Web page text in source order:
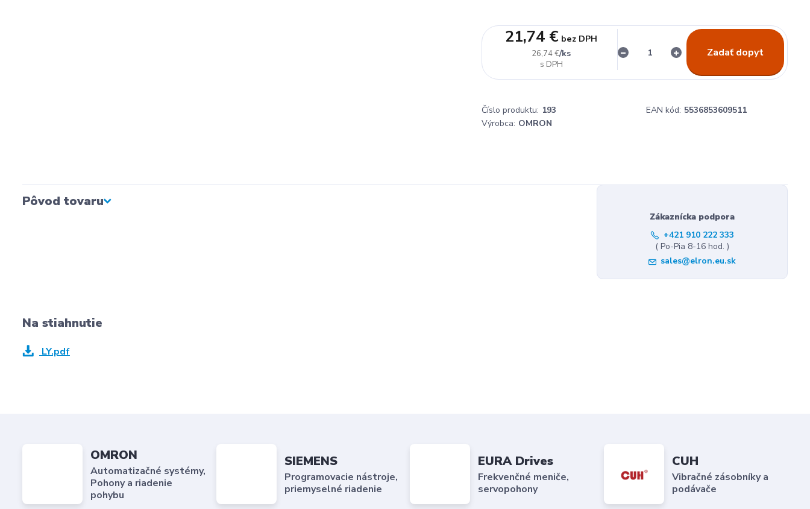
26,74 €/ks
21,74 € bez DPH
Zadať dopyt
Číslo produktu: 193 EAN kód: 5536853609511
Výrobca: OMRON
Pôvod tovaru
Zákaznícka podpora
+421 910 222 333
( Po-Pia 8-16 hod. )
sales@elron.eu.sk
Na stiahnutie
LY.pdf
OMRON
Automatizačné systémy,
Pohony a riadenie
pohybu
SIEMENS
Programovacie nástroje,
priemyselné riadenie
EURA Drives
Frekvenčné meniče,
servopohony
CUH
Vibračné zásobníky a
podávače